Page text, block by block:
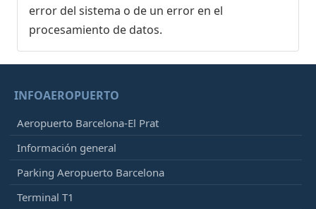
error del sistema o de un error en el
procesamiento de datos.
INFOAEROPUERTO
Aeropuerto Barcelona-El Prat
Información general
Parking Aeropuerto Barcelona
Terminal T1